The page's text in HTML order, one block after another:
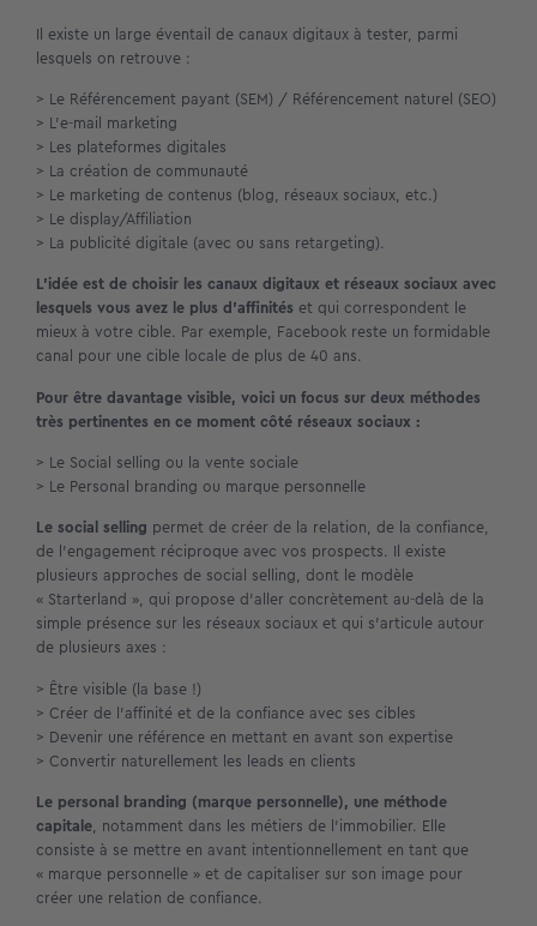
Il existe un large éventail de canaux digitaux à tester, parmi
lesquels on retrouve :
> Le Référencement payant (SEM) / Référencement naturel (SEO)
> L’e-mail marketing
> Les plateformes digitales
> La création de communauté
> Le marketing de contenus (blog, réseaux sociaux, etc.)
> Le display/Affiliation
> La publicité digitale (avec ou sans retargeting).
L’idée est de choisir les canaux digitaux et réseaux sociaux avec
lesquels vous avez le plus d’affinités et qui correspondent le
mieux à votre cible. Par exemple, Facebook reste un formidable
canal pour une cible locale de plus de 40 ans.
Pour être davantage visible, voici un focus sur deux méthodes
très pertinentes en ce moment côté réseaux sociaux :
> Le Social selling ou la vente sociale
> Le Personal branding ou marque personnelle
Le social selling permet de créer de la relation, de la confiance,
de l’engagement réciproque avec vos prospects. Il existe
plusieurs approches de social selling, dont le modèle
« Starterland », qui propose d’aller concrètement au-delà de la
simple présence sur les réseaux sociaux et qui s’articule autour
de plusieurs axes :
> Être visible (la base !)
> Créer de l’affinité et de la confiance avec ses cibles
> Devenir une référence en mettant en avant son expertise
> Convertir naturellement les leads en clients
Le personal branding (marque personnelle), une méthode
capitale, notamment dans les métiers de l’immobilier. Elle
consiste à se mettre en avant intentionnellement en tant que
« marque personnelle » et de capitaliser sur son image pour
créer une relation de confiance.